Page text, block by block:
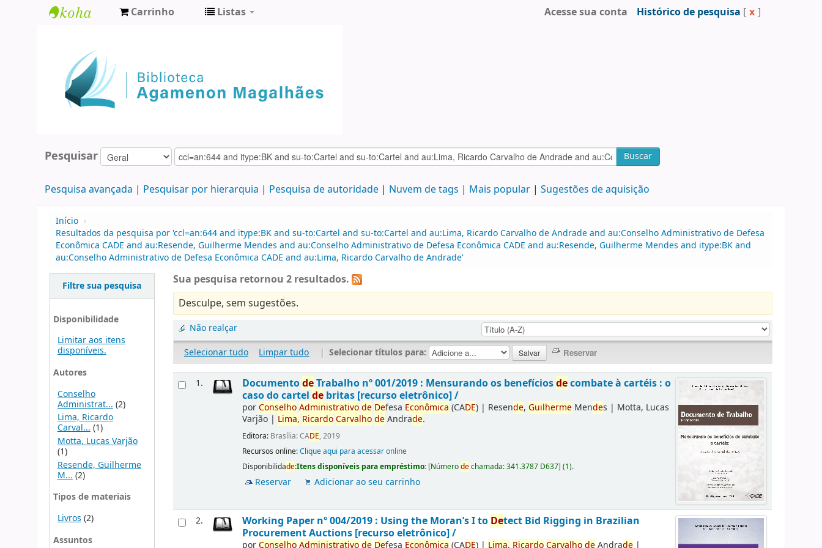
Agamenon
Magalhães
Carrinho Listas Acesse sua conta Histórico de pesquisa [ x ]
Pesquisar Buscar
Pesquisa avançada Pesquisar por hierarquia Pesquisa de autoridade Nuvem de tags Mais popular Sugestões de aquisição
Início ›
Resultados da pesquisa por 'ccl=an:644 and itype:BK and su-to:Cartel and su-to:Cartel and au:Lima, Ricardo Carvalho de Andrade and au:Conselho Administrativo de Defesa
Econômica CADE and au:Resende, Guilherme Mendes and au:Conselho Administrativo de Defesa Econômica CADE and au:Resende, Guilherme Mendes and itype:BK and
au:Conselho Administrativo de Defesa Econômica CADE and au:Lima, Ricardo Carvalho de Andrade'
Filtre sua pesquisa
Disponibilidade
Limitar aos itens
disponíveis.
Autores
Conselho
Administrat... (2)
Lima, Ricardo
Carval...(1)
Motta, Lucas Varjão
(1)
Resende, Guilherme
M... (2)
Tipos de materiais
Livros (2)
Assuntos
Sua pesquisa retornou 2 resultados.
Desculpe, sem sugestões.
Não realçar
Selecionar tudo
Limpar tudo | Selecionar títulos para:
1. DocumentodeTrabalho nº 001/2019 : Mensurando os benefíciosdecombate à cartéis : o
caso do cartelde britas [recurso eletrônico] /
porConselhoAdministrativode Defesa Econômica (CADE) | Resende,Guilherme Mendes | Motta, Lucas
Varjão | Lima, RicardoCarvalhodeAndrade.
Editora: Brasília: CADE, 2019
Recursos online:Clique aqui para acessar online
Disponibilidade:Itens disponíveis para empréstimo: [Númerodechamada:341.3787 D637](1).
Reservar Adicionar ao seu carrinho
2. Working Paper nº 004/2019 : Using the Moran’s I to Detect Bid Rigging in Brazilian
Procurement Auctions [recurso eletrônico] /